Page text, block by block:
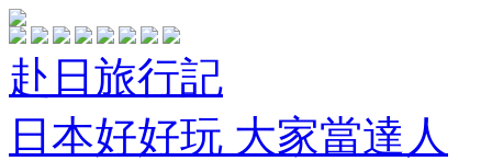
赴日旅行記
日本好好玩 大家當達人